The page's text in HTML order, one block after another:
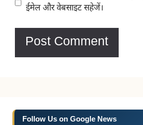
ईमेल और वेबसाइट सहेजें।
Follow Us on Google News